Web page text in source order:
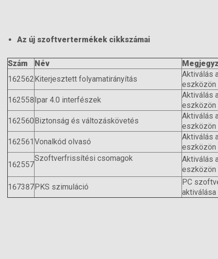
Az új szoftvertermékek cikkszámai
Szám Név
162562Kiterjesztett folyamatirányítás
Aktiválás
eszközön
162558Ipar 4.0 interfészek
Aktiválás
eszközön
162560Biztonság és változáskövetés
Aktiválás
eszközön
162561 Vonalkód olvasó
Aktiválás
eszközön
162557
Szoftverfrissítési csomagok
Aktiválás
eszközön
167387PKS szimuláció
PC
aktiválása